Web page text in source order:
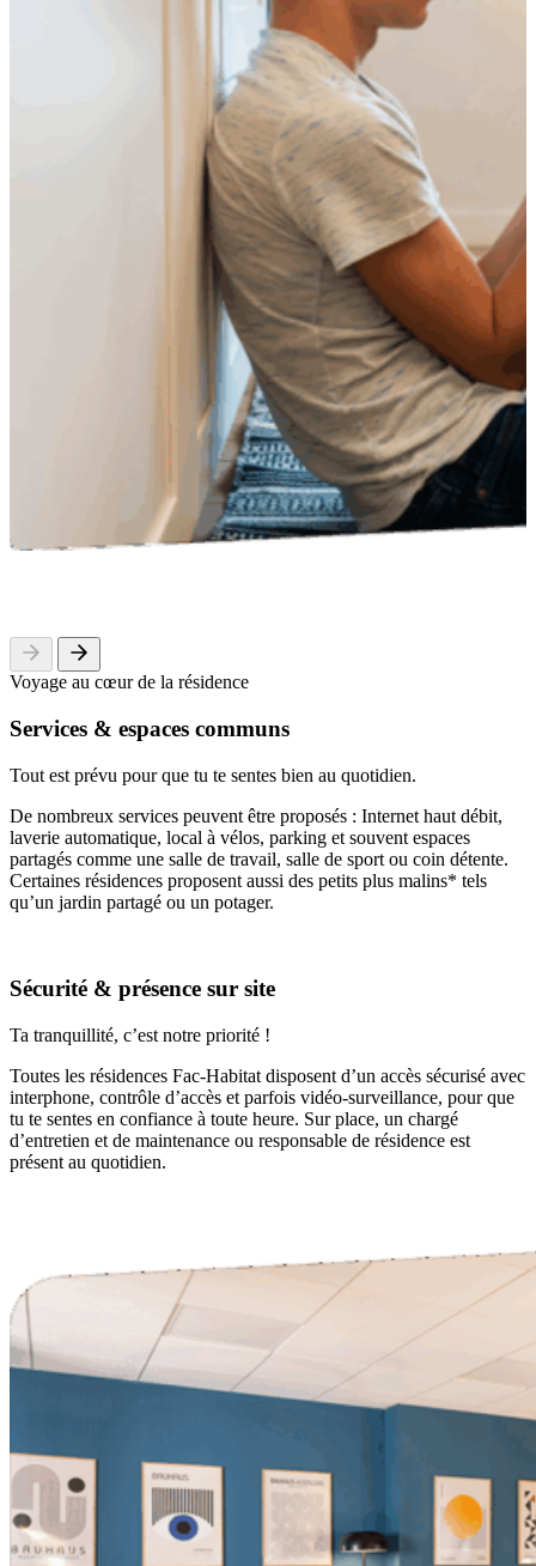
Voyage au cœur de la résidence
Services & espaces communs
Tout est prévu pour que tu te sentes bien au quotidien.
De nombreux services peuvent être proposés : Internet haut débit,
laverie automatique, local à vélos, parking et souvent espaces
partagés comme une salle de travail, salle de sport ou coin détente.
Certaines résidences proposent aussi des petits plus malins* tels
qu’un jardin partagé ou un potager.
Sécurité & présence sur site
Ta tranquillité, c’est notre priorité !
Toutes les résidences Fac-Habitat disposent d’un accès sécurisé avec
interphone, contrôle d’accès et parfois vidéo-surveillance, pour que
tu te sentes en confiance à toute heure. Sur place, un chargé
d’entretien et de maintenance ou responsable de résidence est
présent au quotidien.